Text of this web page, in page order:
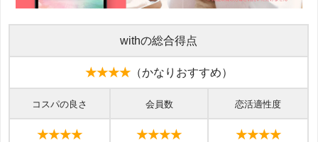
withの総合得点
★★★★（かなりおすすめ）
コスパの良さ 会員数 恋活適性度
★★★★ ★★★★ ★★★★